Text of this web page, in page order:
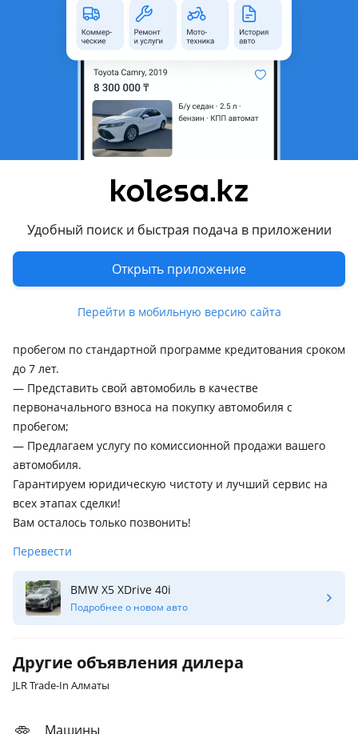
Удобный поиск и быстрая подача в приложении
Открыть приложение
Перейти в мобильную версию сайта
Объем двигателя, л
3 (бензин)
583 км
Коробка передач
Слева
Растаможен в Казахстане
Комментарий продавца
Jaguar Land Rover Astana Motors предлагает Вам:
BMW X5 — Спортивный немецкий кроссовер
— Куплен у официального дилера
— В отлично техническом и эстетическом состоянии
пробегом по стандартной программе кредитования сроком
до 7 лет.
— Представить свой автомобиль в качестве
первоначального взноса на покупку автомобиля с
пробегом;
— Предлагаем услугу по комиссионной продажи вашего
автомобиля.
Гарантируем юридическую чистоту и лучший сервис на
всех этапах сделки!
Вам осталось только позвонить!
Перевести
BMW X5 XDrive 40i
Подробнее о новом авто
Другие объявления дилера
JLR Trade-In Алматы
Машины